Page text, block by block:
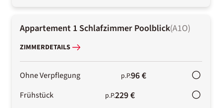
Appartement 1 Schlafzimmer Poolblick(A1O)
ZIMMERDETAILS
Ohne Verpflegung p.P.96 €
Frühstück p.P.229 €